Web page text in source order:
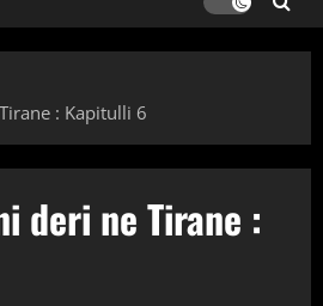
: Kapitulli 6
deri ne Tirane :